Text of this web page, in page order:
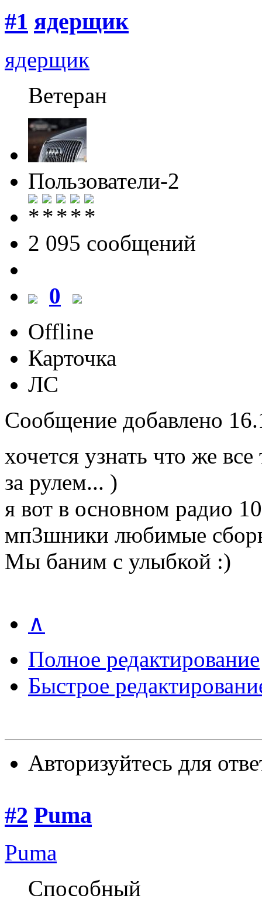
#1 ядерщик
ядерщик
Ветеран
Пользователи-2
2 095 cообщений
0
Offline
Карточка
ЛС
Сообщение добавлено
хочется узнать что же
за рулем... )
я вот в основном радио
мп3шники любимые
Мы баним с улыбкой :)
∧
Полное редактирование
Быстрое
Авторизуйтесь для
#2 Puma
Puma
Способный